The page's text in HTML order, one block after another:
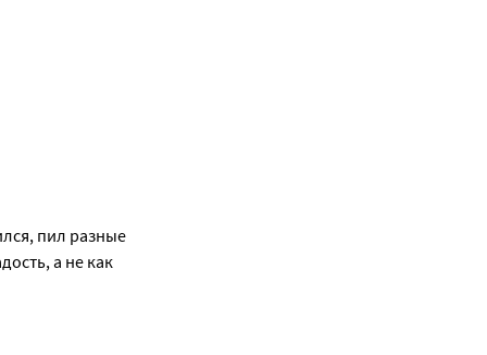
пил разные
а не как